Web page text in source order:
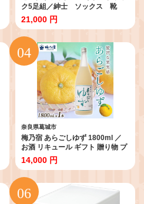
ク5足組／紳士 ソックス 靴
下 くつ下 メンズ 男性 ビジ
ネス カジュアル 消臭 ギフ
ト おしゃれ
21,000 円
奈良県葛城市
梅乃宿 あらごしゆず 1800ml ／
お酒 リキュール ギフト 贈り物 プ
レゼント 人気 メーカー直送 柚子
デザート ロック ストレート 奈良
県 葛城市
14,000 円